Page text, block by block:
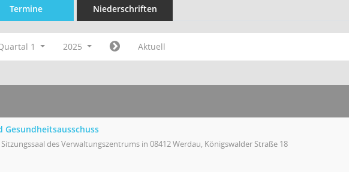
Termine Niederschriften
1 2025 Aktuell
Gesundheitsausschuss
Sitzungssaal des Verwaltungszentrums in 08412 Werdau, Königswalder Straße 18